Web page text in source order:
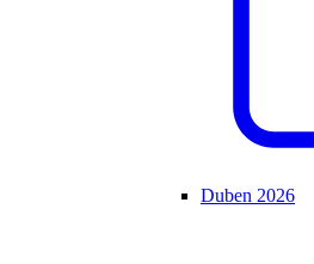
Duben 2026